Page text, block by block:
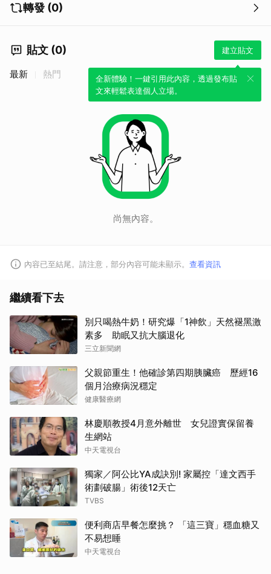
轉發 (0)
貼文 (0) 建立貼文
全新體驗！一鍵引用此內容，透過發布貼
文來輕鬆表達個人立場。
最新 熱門
尚無內容。
內容已至結尾。請注意，部分內容可能未顯示。 查看資訊
繼續看下去
別只喝熱牛奶！研究爆「1神飲」天然褪黑激
素多 助眠又抗大腦退化
三立新聞網
父親節重生！他確診第四期胰臟癌 歷經16
個月治療病況穩定
健康醫療網
林慶順教授4月意外離世 女兒證實保留養
生網站
中天電視台
獨家／阿公比YA成訣別! 家屬控「達文西手
術劃破腸」術後12天亡
TVBS
便利商店早餐怎麼挑？ 「這三寶」穩血糖又
不易想睡
中天電視台